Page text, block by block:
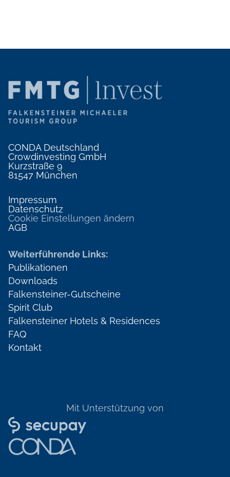
CONDA Deutschland
Crowdinvesting GmbH
Kurzstraße 9
81547 München
Impressum
Datenschutz
Cookie Einstellungen ändern
AGB
Weiterführende Links:
Publikationen
Downloads
Falkensteiner-Gutscheine
Spirit Club
Falkensteiner Hotels & Residences
FAQ
Kontakt
Mit Unterstützung von